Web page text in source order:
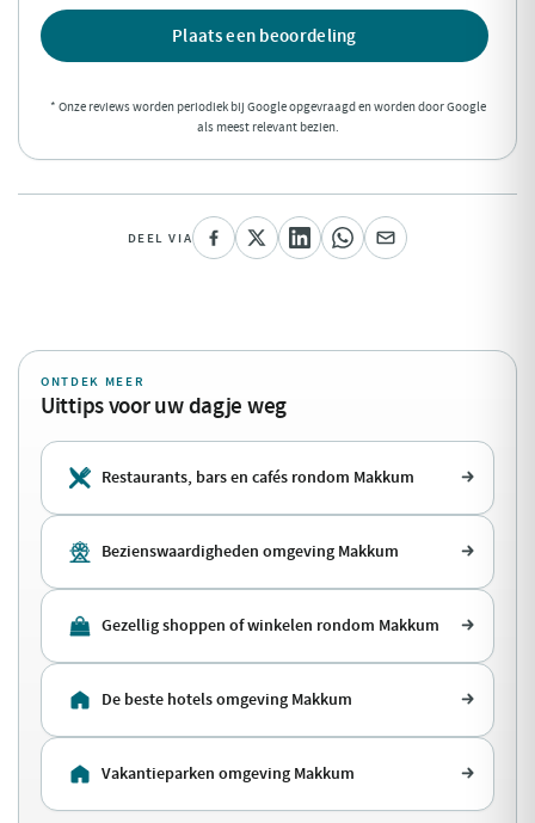
Plaats een beoordeling
* Onze reviews worden periodiek bij Google opgevraagd en worden door Google
als meest relevant bezien.
DEEL VIA
ONTDEK MEER
Uittips voor uw dagje weg
Restaurants, bars en cafés rondom Makkum
Bezienswaardigheden omgeving Makkum
Gezellig shoppen of winkelen rondom Makkum
De beste hotels omgeving Makkum
Vakantieparken omgeving Makkum